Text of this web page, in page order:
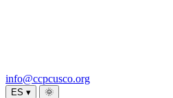
info@ccpcusco.org
ES ▾ 🌞